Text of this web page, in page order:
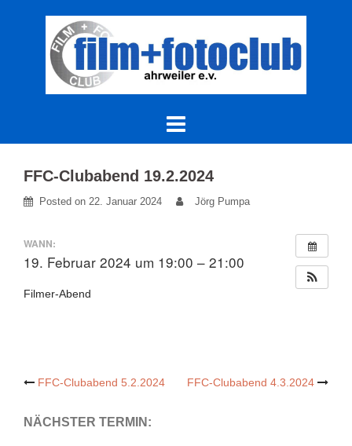
FFC-Clubabend 19.2.2024
Posted on 22. Januar 2024 Jörg Pumpa
WANN:
19. Februar 2024 um 19:00 – 21:00
Filmer-Abend
Post
navigation
FFC-Clubabend 5.2.2024 FFC-Clubabend 4.3.2024
NÄCHSTER TERMIN: